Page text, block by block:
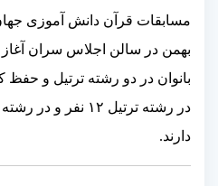
مسابقات قرآن دانش آموزی
بهمن در سالن اجلاس سران
بانوان در دو رشته ترتیل و
در رشته ترتیل ۱۲ نفر و در
دارند.